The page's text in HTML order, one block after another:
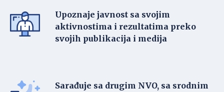
Upoznaje javnost sa svojim
aktivnostima i rezultatima preko
svojih publikacija i medija
Sarađuje sa drugim NVO, sa srodnim